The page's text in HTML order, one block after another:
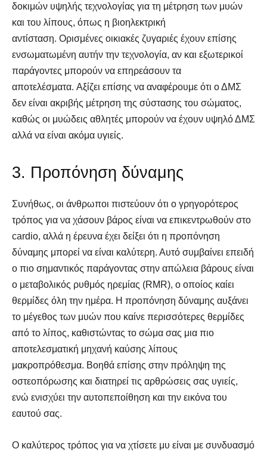
δοκιμών υψηλής τεχνολογίας για τη μέτρηση των μυών
και του λίπους, όπως η βιοηλεκτρική
αντίσταση. Ορισμένες οικιακές ζυγαριές έχουν επίσης
ενσωματωμένη αυτήν την τεχνολογία, αν και εξωτερικοί
παράγοντες μπορούν να επηρεάσουν τα
αποτελέσματα. Αξίζει επίσης να αναφέρουμε ότι ο ΔΜΣ
δεν είναι ακριβής μέτρηση της σύστασης του σώματος,
καθώς οι μυώδεις αθλητές μπορούν να έχουν υψηλό ΔΜΣ
αλλά να είναι ακόμα υγιείς.
3. Προπόνηση δύναμης
Συνήθως, οι άνθρωποι πιστεύουν ότι ο γρηγορότερος
τρόπος για να χάσουν βάρος είναι να επικεντρωθούν στο
cardio, αλλά η έρευνα έχει δείξει ότι η προπόνηση
δύναμης μπορεί να είναι καλύτερη. Αυτό συμβαίνει επειδή
ο πιο σημαντικός παράγοντας στην απώλεια βάρους είναι
ο μεταβολικός ρυθμός ηρεμίας (RMR), ο οποίος καίει
θερμίδες όλη την ημέρα. Η προπόνηση δύναμης αυξάνει
το μέγεθος των μυών που καίνε περισσότερες θερμίδες
από το λίπος, καθιστώντας το σώμα σας μια πιο
αποτελεσματική μηχανή καύσης λίπους
μακροπρόθεσμα. Βοηθά επίσης στην πρόληψη της
οστεοπόρωσης και διατηρεί τις αρθρώσεις σας υγιείς,
ενώ ενισχύει την αυτοπεποίθηση και την εικόνα του
εαυτού σας.
Ο καλύτερος τρόπος για να χτίσετε μυ είναι με συνδυασμό